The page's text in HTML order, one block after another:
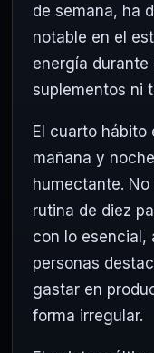
de semana, ha
notable en el
energía durante
suplementos ni
El cuarto hábito
mañana y
humectante.
rutina de diez
con lo esencial,
personas
gastar en
forma irregular.